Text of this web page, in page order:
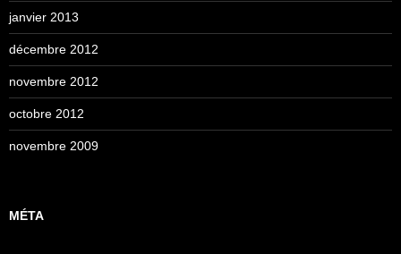
janvier 2013
décembre 2012
novembre 2012
octobre 2012
novembre 2009
MÉTA